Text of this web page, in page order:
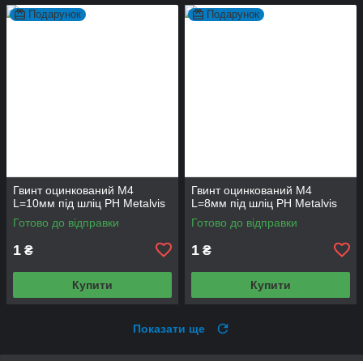
Подарунок
Гвинт оцинкований М4
L=10мм під шліц PH Metalvis
Готово до відправки
1 ₴
Купити
Подарунок
Гвинт оцинкований М4
L=8мм під шліц PH Metalvis
Готово до відправки
1 ₴
Купити
Показати ще